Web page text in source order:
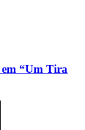
“Um Tira